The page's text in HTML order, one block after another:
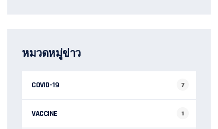
หมวดหมู่ข่าว
COVID-19 7
VACCINE 1